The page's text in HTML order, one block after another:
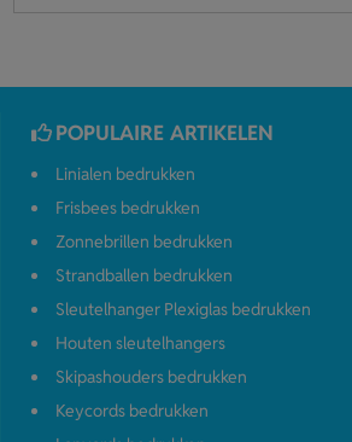
POPULAIRE ARTIKELEN
Linialen bedrukken
Frisbees bedrukken
Zonnebrillen bedrukken
Strandballen bedrukken
Sleutelhanger Plexiglas bedrukken
Houten sleutelhangers
Skipashouders bedrukken
Keycords bedrukken